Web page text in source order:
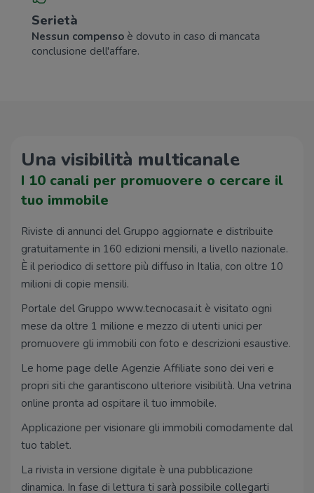
Serietà
Nessun compenso è dovuto in caso di mancata
conclusione dell'affare.
Una visibilità multicanale
I 10 canali per promuovere o cercare il
tuo immobile
Riviste di annunci del Gruppo aggiornate e distribuite
gratuitamente in 160 edizioni mensili, a livello nazionale.
È il periodico di settore più diffuso in Italia, con oltre 10
milioni di copie mensili.
Portale del Gruppo www.tecnocasa.it è visitato ogni
mese da oltre 1 milione e mezzo di utenti unici per
promuovere gli immobili con foto e descrizioni esaustive.
Le home page delle Agenzie Affiliate sono dei veri e
propri siti che garantiscono ulteriore visibilità. Una vetrina
online pronta ad ospitare il tuo immobile.
Applicazione per visionare gli immobili comodamente dal
tuo tablet.
La rivista in versione digitale è una pubblicazione
dinamica. In fase di lettura ti sarà possibile collegarti